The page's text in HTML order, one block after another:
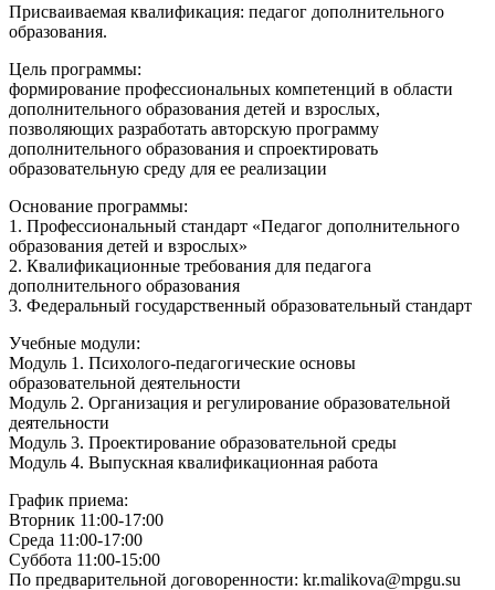
Присваиваемая квалификация: педагог дополнительного
образования.
Цель программы:
формирование профессиональных компетенций в области
дополнительного образования детей и взрослых,
позволяющих разработать авторскую программу
дополнительного образования и спроектировать
образовательную среду для ее реализации
Основание программы:
1. Профессиональный стандарт «Педагог дополнительного
образования детей и взрослых»
2. Квалификационные требования для педагога
дополнительного образования
3. Федеральный государственный образовательный стандарт
Учебные модули:
Модуль 1. Психолого-педагогические основы
образовательной деятельности
Модуль 2. Организация и регулирование образовательной
деятельности
Модуль 3. Проектирование образовательной среды
Модуль 4. Выпускная квалификационная работа
График приема:
Вторник 11:00-17:00
Среда 11:00-17:00
Суббота 11:00-15:00
По предварительной договоренности: kr.malikova@mpgu.su